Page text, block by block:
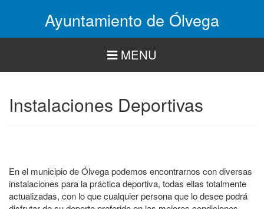
Ayuntamiento de Ólvega
MENU
Instalaciones Deportivas
En el municipio de Ólvega podemos encontrarnos con diversas
instalaciones para la práctica deportiva, todas ellas totalmente
actualizadas, con lo que cualquier persona que lo desee podrá